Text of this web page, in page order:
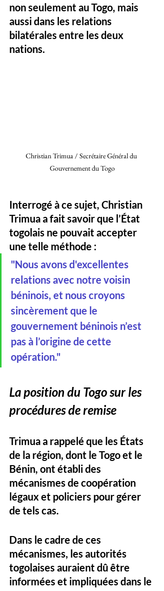
non seulement au Togo, mais
aussi dans les relations
bilatérales entre les deux
nations.
Christian Trimua / Secrétaire Général du
Gouvernement du Togo
Interrogé à ce sujet, Christian
Trimua a fait savoir que l’État
togolais ne pouvait accepter
une telle méthode :
"Nous avons d'excellentes
relations avec notre voisin
béninois, et nous croyons
sincèrement que le
gouvernement béninois n’est
pas à l’origine de cette
opération."
La position du Togo sur les
procédures de remise
Trimua a rappelé que les États
de la région, dont le Togo et le
Bénin, ont établi des
mécanismes de coopération
légaux et policiers pour gérer
de tels cas.
Dans le cadre de ces
mécanismes, les autorités
togolaises auraient dû être
informées et impliquées dans le